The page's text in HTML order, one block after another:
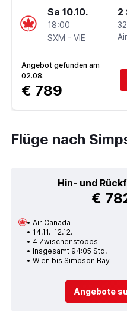
Sa 10.10.
18:00
SXM - VIE
2
Angebot gefunden am
02.08.
€ 789
Flüge nach
Hin- und
€
Air Canada
14.11.-12.12.
4 Zwischenstopps
Insgesamt 94:05 Std.
Wien bis Simpson Bay
Angebote